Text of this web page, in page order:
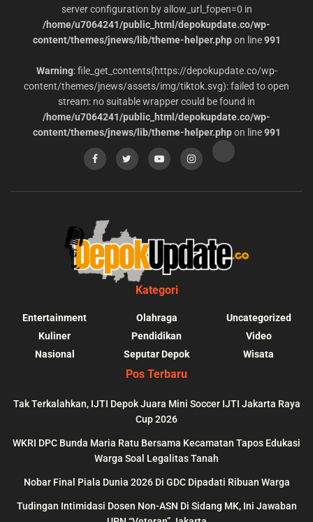
server configuration by allow_url_fopen=0 in
/home/u7064241/public_html/depokupdate.co/wp-
content/themes/jnews/lib/theme-helper.phpon line991
Warning: file_get_contents(https://depokupdate.co/wp-
content/themes/jnews/assets/img/tiktok.svg): failed to open
stream: no suitable wrapper could be found in
/home/u7064241/public_html/depokupdate.co/wp-
content/themes/jnews/lib/theme-helper.phpon line991
Kategori
Entertainment
Kuliner
Nasional
Olahraga
Pendidikan
Seputar Depok
Uncategorized
Video
Wisata
Pos Terbaru
Tak Terkalahkan, IJTI Depok Juara Mini Soccer IJTI Jakarta Raya
Cup 2026
WKRI DPC Bunda Maria Ratu Bersama Kecamatan Tapos Edukasi
Warga Soal Legalitas Tanah
Nobar Final Piala Dunia 2026 Di GDC Dipadati Ribuan Warga
Tudingan Intimidasi Dosen Non-ASN Di Sidang MK, Ini Jawaban
depokupdate.co/wp-
line
:
content/themes/
could be found in